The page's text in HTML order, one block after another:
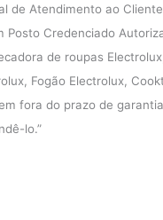
de Atendimento ao
Credenciado
de roupas
Fogão Electrolux,
fora do prazo de
lo.”